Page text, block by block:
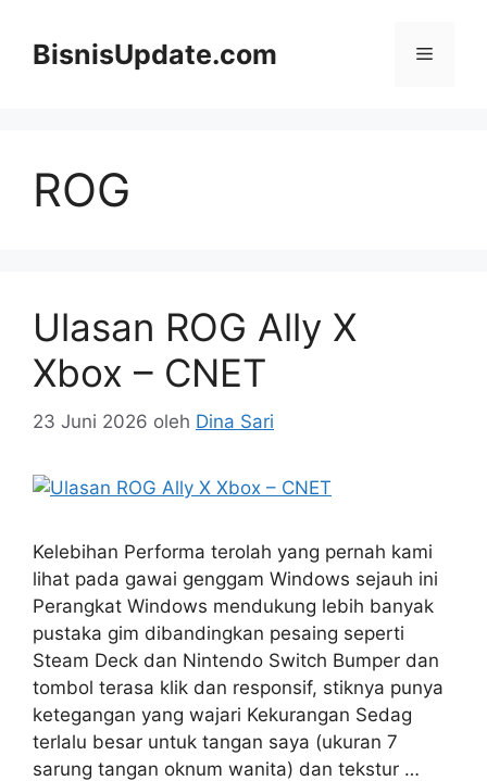
BisnisUpdate.com Menu
ROG
Ulasan ROG Ally X
Xbox – CNET
23 Juni 2026 oleh Dina Sari
Kelebihan Performa terolah yang pernah kami
lihat pada gawai genggam Windows sejauh ini
Perangkat Windows mendukung lebih banyak
pustaka gim dibandingkan pesaing seperti
Steam Deck dan Nintendo Switch Bumper dan
tombol terasa klik dan responsif, stiknya punya
ketegangan yang wajari Kekurangan Sedag
terlalu besar untuk tangan saya (ukuran 7
sarung tangan oknum wanita) dan tekstur …